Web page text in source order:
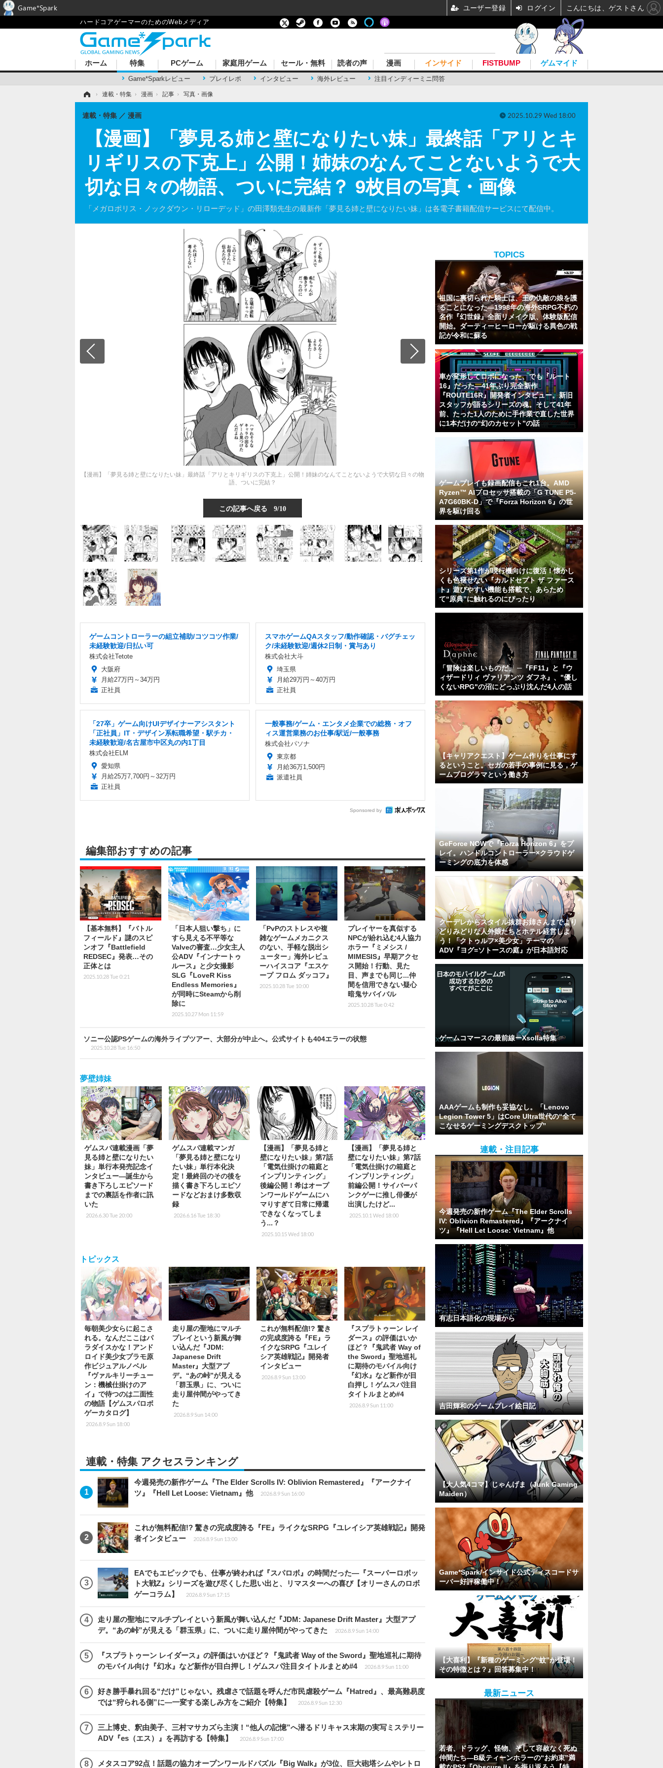
ハードコアゲーマーのためのWebメディア
ホーム 特集
Game*Sparkレビュー プレイレポ インタビュー 海外レビュー 注目インディーミニ問答
PCゲーム 家庭用ゲーム セール・無料 読者の声 漫画 インサイド FISTBUMP ゲムマイド
› 連載・特集 › 漫画 › 記事 › 写真・画像
【漫画】「夢見る姉と壁になりたい妹」最終話「アリとキ
リギリスの下克上」公開！姉妹のなんてことないようで大
切な日々の物語、ついに完結？ 9枚目の写真・画像
「メガロポリス・ノックダウン・リローデッド」の田澤類先生の最新作「夢見る姉と壁になりたい妹」は各電子書籍配信サービスにて配信中。
連載・特集 漫画 2025.10.29 Wed 18:00
【漫画】「夢見る姉と壁になりたい妹」最終話「アリとキリギリスの下克上」公開！姉妹のなんてことないようで大切な日々の物
語、ついに完結？
この記事へ戻る 9/10
ゲームコントローラーの組立補助/コツコツ作業/
未経験歓迎/日払い可
株式会社Tetote
大阪府
月給27万円～34万円
正社員
スマホゲームQAスタッフ/動作確認・バグチェッ
ク/未経験歓迎/週休2日制・賞与あり
株式会社大斗
埼玉県
月給29万円～40万円
正社員
「27卒」ゲーム向けUIデザイナーアシスタント
「正社員」IT・デザイン系転職希望・駅チカ・
未経験歓迎/名古屋市中区丸の内1丁目
株式会社ELM
愛知県
月給25万7,700円～32万円
正社員
一般事務/ゲーム・エンタメ企業での総務・オフ
ィス運営業務のお仕事/駅近/一般事務
株式会社パソナ
東京都
月給36万1,500円
派遣社員
Sponsored by
編集部おすすめの記事
【基本無料】『バトル
フィールド』謎のスピ
ンオフ『Battlefield
REDSEC』発表…その
正体とは
2025.10.28 Tue 0:21
「日本人狙い撃ち」に
すら見える不平等な
Valveの審査…少女主人
公ADV『インナートゥ
ルース』と少女撮影
SLG『LoveR Kiss
Endless Memories』
が同時にSteamから削
除に
2025.10.27 Mon 11:59
「PvPのストレスや複
雑なゲームメカニクス
のない、手軽な脱出シ
ューター」海外レビュ
ーハイスコア『エスケ
ープ フロム ダッコフ』
2025.10.28 Tue 10:00
プレイヤーを真似する
NPCが紛れ込む4人協力
ホラー『ミメシス /
MIMESIS』早期アクセ
ス開始！行動、見た
目、声までも同じ...仲
間を信用できない疑心
暗鬼サバイバル
2025.10.28 Tue 0:42
ソニー公認PSゲームの海外ライブツアー、大部分が中止へ。公式サイトも404エラーの状態
2025.10.28 Tue 16:50
夢壁姉妹
ゲムスパ連載漫画「夢
見る姉と壁になりたい
妹」単行本発売記念イ
ンタビュー―誕生から
書き下ろしエピソード
までの裏話を作者に訊
いた
2026.6.30 Tue 20:00
ゲムスパ連載マンガ
「夢見る姉と壁になり
たい妹」単行本化決
定！最終回のその後を
描く書き下ろしエピソ
ードなどおまけ多数収
録
2026.6.16 Tue 18:30
【漫画】「夢見る姉と
壁になりたい妹」第7話
「電気仕掛けの箱庭と
インプリンティング」
後編公開！希はオープ
ンワールドゲームにハ
マりすぎて日常に帰還
できなくなってしま
う...？
2025.10.15 Wed 18:00
【漫画】「夢見る姉と
壁になりたい妹」第7話
「電気仕掛けの箱庭と
インプリンティング」
前編公開！サイバーパ
ンクゲーに推し俳優が
出演したけど...
2025.10.1 Wed 18:00
トピックス
毎朝美少女らに起こさ
れる。なんだここはパ
ラダイスかな！アンド
ロイド美少女プラモ原
作ビジュアルノベル
『ヴァルキリーチュー
ン：機械仕掛けのア
イ』で待つのは二面性
の物語【ゲムスパロボ
ゲーカタログ】
2026.8.9 Sun 18:00
走り屋の聖地にマルチ
プレイという新風が舞
い込んだ『JDM:
Japanese Drift
Master』大型アプ
デ。“あの峠”が見える
「群玉県」に、ついに
走り屋仲間がやってき
た
2026.8.9 Sun 14:00
これが無料配信!? 驚き
の完成度誇る『FE』ラ
イクなSRPG『ユレイ
シア英雄戦記』開発者
インタビュー
2026.8.9 Sun 13:00
『スプラトゥーン レイ
ダース』の評価はいか
ほど？『鬼武者 Way of
the Sword』聖地巡礼
に期待のモバイル向け
『幻水』など新作が目
白押し！ゲムスパ注目
タイトルまとめ#4
2026.8.9 Sun 11:00
連載・特集 アクセスランキング
今週発売の新作ゲーム『The Elder Scrolls IV: Oblivion Remastered』『アークナイ
ツ』『Hell Let Loose: Vietnam』他
2026.8.9 Sun 16:00
これが無料配信!? 驚きの完成度誇る『FE』ライクなSRPG『ユレイシア英雄戦記』開発
者インタビュー
2026.8.9 Sun 13:00
EAでもエピックでも、仕事が終われば『スパロボ』の時間だった―『スーパーロボッ
ト大戦Z』シリーズを遊び尽くした思い出と、リマスターへの喜び【オリーさんのロボ
ゲーコラム】
2026.8.9 Sun 17:15
走り屋の聖地にマルチプレイという新風が舞い込んだ『JDM: Japanese Drift Master』大型アプ
デ。“あの峠”が見える「群玉県」に、ついに走り屋仲間がやってきた
2026.8.9 Sun 14:00
『スプラトゥーン レイダース』の評価はいかほど？『鬼武者 Way of the Sword』聖地巡礼に期待
のモバイル向け『幻水』など新作が目白押し！ゲムスパ注目タイトルまとめ#4
2026.8.9 Sun 11:00
好き勝手暴れ回る“だけ”じゃない。残虐さで話題を呼んだ市民虐殺ゲーム『Hatred』、最高難易度
では“狩られる側”に―一変する楽しみ方をご紹介【特集】
2026.8.9 Sun 12:30
三上博史、釈由美子、三村マサカズら主演！“他人の記憶”へ潜るドリキャス末期の実写ミステリー
ADV『es（エス）』を再訪する【特集】
2026.8.9 Sun 17:00
メタスコア92点！話題の協力オープンワールドパズル『Big Walk』が3位、巨大砲塔シムやレトロ
TOPICS
祖国に裏切られた騎士は、王の仇敵の娘を護
ることになった―1998年の海外SRPG不朽の
名作『幻世録』全面リメイク版、体験版配信
開始。ダーティーヒーローが駆ける異色の戦
記が令和に蘇る
車が変形してロボになった、でも『ルート
16』だった―41年ぶり完全新作
『ROUTE16R』開発者インタビュー。新旧
スタッフが語るシリーズの魂。そして41年
前、たった1人のために手作業で直した世界
に1本だけの“幻のカセット”の話
ゲームプレイも録画配信もこれ1台。AMD
Ryzen™ AIプロセッサ搭載の「G TUNE P5-
A7G60BK-D」で『Forza Horizon 6』の世
界を駆け回る
シリーズ第1作が現行機向けに復活！懐かし
くも色褪せない『カルドセプト ザ ファース
ト』遊びやすい機能も搭載で、あらため
て“原典”に触れるのにぴったり
「冒険は楽しいものだ」 ─『FF11』と『ウ
ィザードリィ ヴァリアンツ ダフネ』、"優し
くないRPG"の沼にどっぷり沈んだ4人の話
【キャリアクエスト】ゲーム作りを仕事にす
るということ。セガの若手の事例に見る，ゲ
ームプログラマという働き方
GeForce NOWで『Forza Horizon 6』をプ
レイ。ハンドルコントローラー×クラウドゲ
ーミングの底力を体感
クーデレからスタイル抜群お姉さんまでより
どりみどりな人外娘たちとホテル経営しよ
う！「クトゥルフ×美少女」テーマの
ADV『ヨグ=ソトースの庭』が日本語対応
ゲームコマースの最前線ーXsolla特集
AAAゲームも制作も妥協なし。「Lenovo
Legion Tower 5」はCore Ultra世代の“全て
こなせるゲーミングデスクトップ”
連載・注目記事
今週発売の新作ゲーム『The Elder Scrolls
IV: Oblivion Remastered』『アークナイ
ツ』『Hell Let Loose: Vietnam』他
有志日本語化の現場から
吉田輝和のゲームプレイ絵日記
【大人気4コマ】じゃんげま（Junk Gaming
Maiden）
Game*Spark/インサイド公式ディスコードサ
ーバー好評稼働中！
【大喜利】『新種のゲーミング“蚊”が登場！
その特徴とは？』回答募集中！
最新ニュース
若者、ドラッグ、怪物、そして容赦なく死ぬ
仲間たち―B級ティーンホラーの“お約束”満
Game*Spark ユーザー登録 ログイン こんにちは、ゲストさん